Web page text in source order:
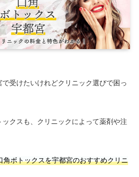
受けたいけれどクリニック選びで困っ
クスも、クリニックによって薬剤や注
角ボトックスを宇都宮のおすすめクリニ